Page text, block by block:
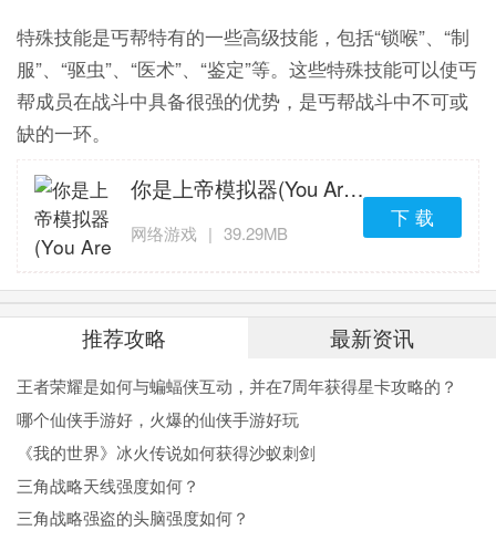
特殊技能是丐帮特有的一些高级技能，包括“锁喉”、“制
服”、“驱虫”、“医术”、“鉴定”等。这些特殊技能可以使丐
帮成员在战斗中具备很强的优势，是丐帮战斗中不可或
缺的一环。
你是上帝模拟器(You Are God)「v1.2」手机版下载
网络游戏 | 39.29MB
下 载
推荐攻略 最新资讯
王者荣耀是如何与蝙蝠侠互动，并在7周年获得星卡攻略的？
哪个仙侠手游好，火爆的仙侠手游好玩
《我的世界》冰火传说如何获得沙蚁刺剑
三角战略天线强度如何？
三角战略强盗的头脑强度如何？